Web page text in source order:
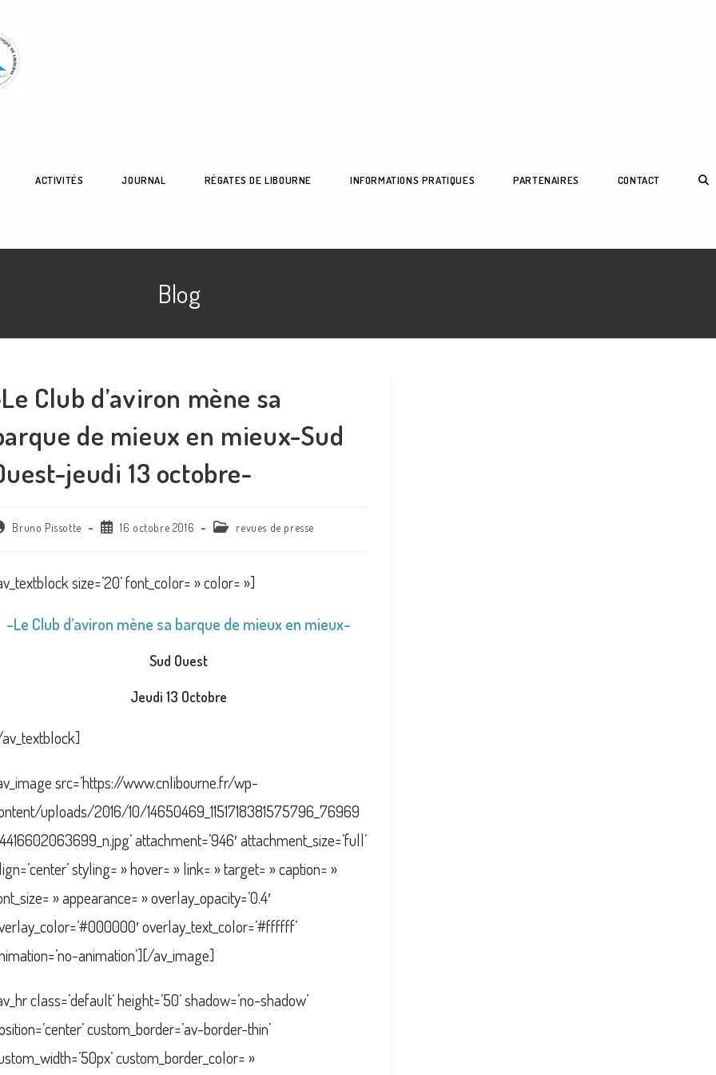
ACTIVITÉS JOURNAL RÉGATES DE LIBOURNE INFORMATIONS PRATIQUES PARTENAIRES CONTACT
Blog
Club d’aviron mène sa
de mieux en mieux-Sud
jeudi 13 octobre-
autrice
Bruno Pissotte
Publication
16 octobre 2016
Post revues de presse
size=’20’ font_color= » color= »]
-Le Club d’aviron mène sa barque de mieux en mieux-
Sud Ouest
Jeudi 13 Octobre
src=’https://www.cnlibourne.fr/wp-
uploads/2016/10/14650469_1151718381575796_76969
attachment=’946′ attachment_size=’full’
styling= » hover= » link= » target= » caption= »
» appearance= » overlay_opacity=’0.4′
overlay_text_color=’#ffffff’
animation’][/av_image]
class=’default’ height=’50’ shadow=’no-shadow’
custom_border=’av-border-thin’
custom_border_color= »